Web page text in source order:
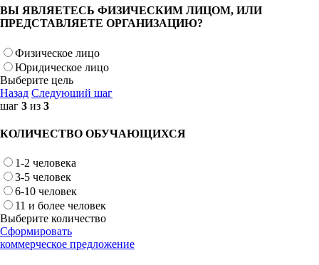
ВЫ ЯВЛЯЕТЕСЬ ФИЗИЧЕСКИМ ЛИЦОМ, ИЛИ
ПРЕДСТАВЛЯЕТЕ ОРГАНИЗАЦИЮ?
Физическое лицо
Юридическое лицо
Выберите цель
Назад Следующий шаг
шаг 3 из 3
КОЛИЧЕСТВО ОБУЧАЮЩИХСЯ
1-2 человека
3-5 человек
6-10 человек
11 и более человек
Выберите количество
Сформировать
коммерческое предложение